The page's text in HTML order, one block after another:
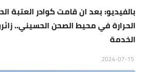
بالفيديو: بعد ان قامت كوادر العتبة
الحرارة في محيط الصحن الحسيني..
الخدمة